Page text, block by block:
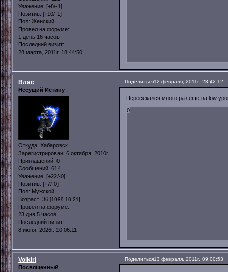
Уважение: [+8/-1]
Позитив: [+10/-1]
Пол: Женский
Провел на форуме:
1 день 16 часов
Последний визит:
28 марта, 2011г. 18:44:50
Поделиться12 февраля, 2011г. 23:42:12
Влас
Несущий Истину
Откуда: Хабаровск
Зарегистрирован: 6 октября, 2010г.
Приглашений: 0
Сообщений: 614
Уважение: [+22/-0]
Позитив: [+7/-0]
Пол: Мужской
Возраст: 36 [1989-10-21]
Провел на форуме:
23 дня 5 часов
Последний визит:
8 июня, 2026г. 10:06:11
Пересекался много раз еще на low
0
Поделиться13 февраля, 2011г. 09:00:53
Volkiri
Посвященный